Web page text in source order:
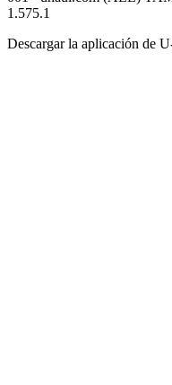
1.575.1
Descargar la aplicación de